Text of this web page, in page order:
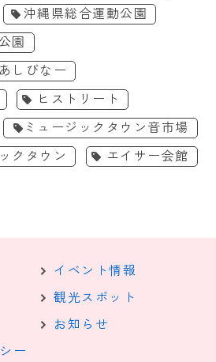
沖縄県総合運動公園
園
しびなー
ヒストリート
ミュージックタウン音市場
クタウン
エイサー会館
イベント情報
観光スポット
お知らせ
ー